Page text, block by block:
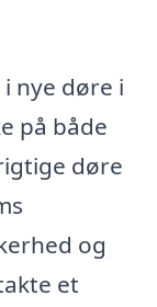
nye døre i
på både
døre
og
et